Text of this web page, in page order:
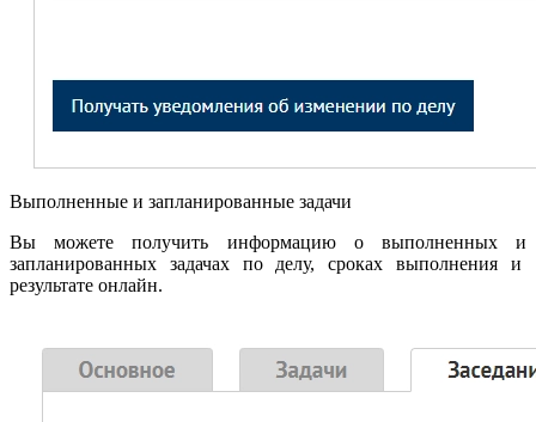
Выполненные и запланированные задачи
Вы можете получить информацию о выполненных и
запланированных задачах по делу, сроках выполнения и
результате онлайн.